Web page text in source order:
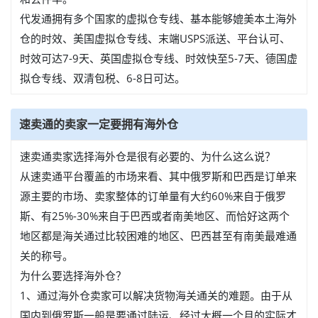
代发通拥有多个国家的虚拟仓专线、基本能够媲美本土海外
仓的时效、美国虚拟仓专线、末端USPS派送、平台认可、
时效可达7-9天、英国虚拟仓专线、时效快至5-7天、德国虚
拟仓专线、双清包税、6-8日可达。
速卖通的卖家一定要拥有海外仓
速卖通卖家选择海外仓是很有必要的、为什么这么说？
从速卖通平台覆盖的市场来看、其中俄罗斯和巴西是订单来
源主要的市场、卖家整体的订单量有大约60%来自于俄罗
斯、有25%-30%来自于巴西或者南美地区、而恰好这两个
地区都是海关通过比较困难的地区、巴西甚至有南美最难通
关的称号。
为什么要选择海外仓？
1、通过海外仓卖家可以解决货物海关通关的难题。由于从
国内到俄罗斯一般是要通过陆运、经过大概一个月的实际才